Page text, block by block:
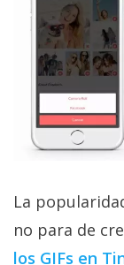
El Grupo
Informático
(CC) 2006-
2026.Algunos
derechos
reservados.
La
no para de
los GIFs en